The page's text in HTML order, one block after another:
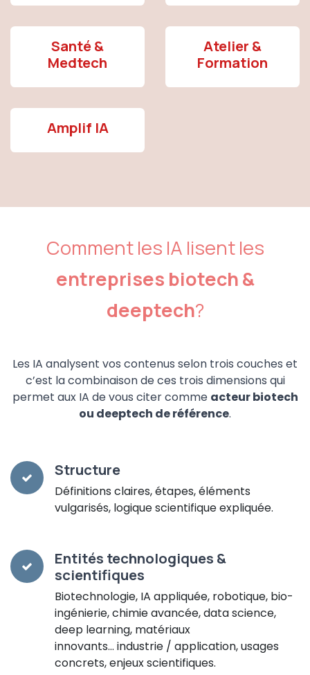
Santé &
Medtech
Atelier &
Formation
Amplif IA
Comment les IA lisent les
entreprises biotech &
deeptech?
Les IA analysent vos contenus selon trois couches et
c’est la combinaison de ces trois dimensions qui
permet aux IA de vous citer comme acteur biotech
ou deeptech de référence.
Structure
Définitions claires, étapes, éléments
vulgarisés, logique scientifique expliquée.
Entités technologiques &
scientifiques
Biotechnologie, IA appliquée, robotique, bio-
ingénierie, chimie avancée, data science,
deep learning, matériaux
innovants… industrie / application, usages
concrets, enjeux scientifiques.